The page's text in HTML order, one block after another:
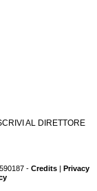
AL DIRETTORE
- Credits | Privacy